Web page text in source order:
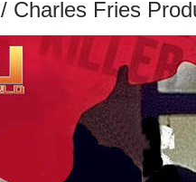
/ Charles Fries